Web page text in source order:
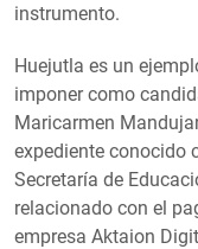
instrumento.
Huejutla es un
imponer como
Maricarmen
expediente conocido
Secretaría de
relacionado con el
empresa Aktaion